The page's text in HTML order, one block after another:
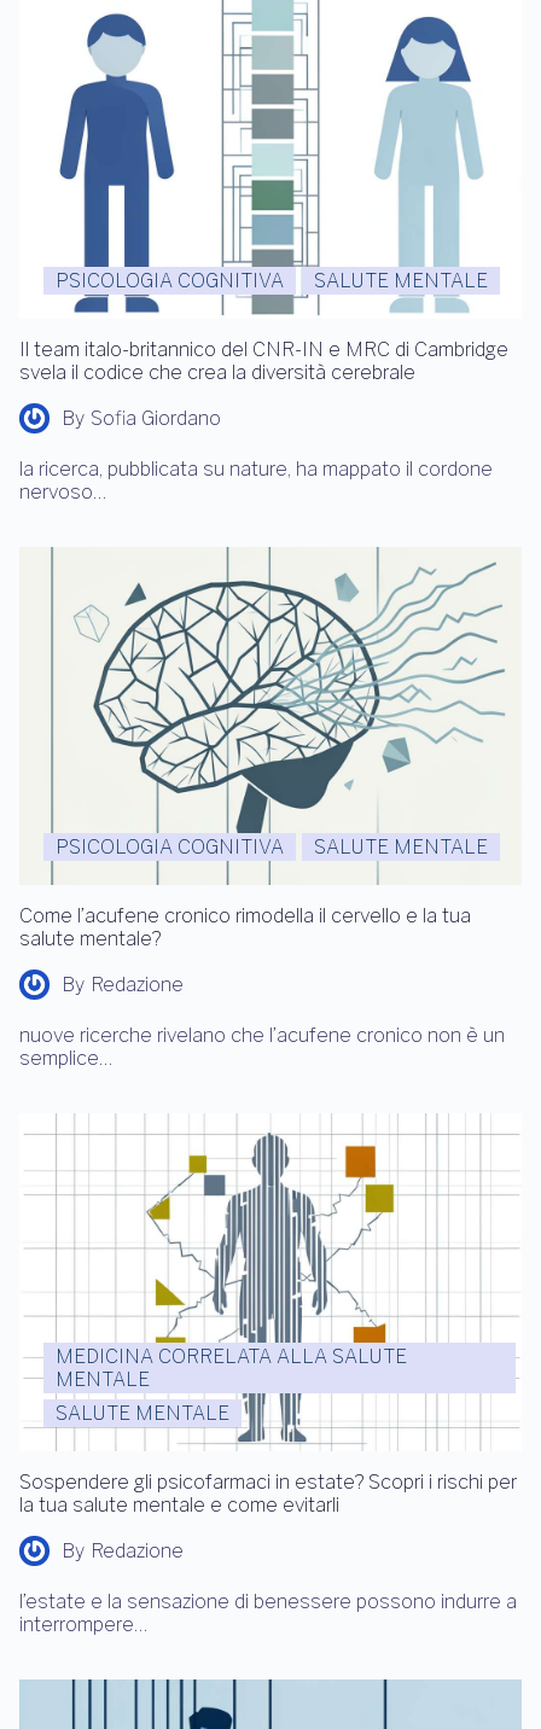
PSICOLOGIA COGNITIVA SALUTE MENTALE
Il team italo-britannico del CNR-IN e MRC di Cambridge
svela il codice che crea la diversità cerebrale
By Sofia Giordano
la ricerca, pubblicata su nature, ha mappato il cordone
nervoso…
PSICOLOGIA COGNITIVA SALUTE MENTALE
Come l’acufene cronico rimodella il cervello e la tua
salute mentale?
By Redazione
nuove ricerche rivelano che l’acufene cronico non è un
semplice…
MEDICINA CORRELATA ALLA SALUTE
MENTALE
SALUTE MENTALE
Sospendere gli psicofarmaci in estate? Scopri i rischi per
la tua salute mentale e come evitarli
By Redazione
l’estate e la sensazione di benessere possono indurre a
interrompere…